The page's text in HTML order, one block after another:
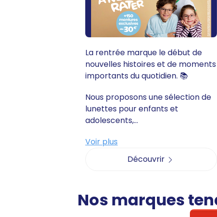
La rentrée marque le début de
nouvelles histoires et de moments
importants du quotidien. 📚
Nous proposons une sélection de
lunettes pour enfants et
adolescents,...
Voir plus
Découvrir
Nos marques